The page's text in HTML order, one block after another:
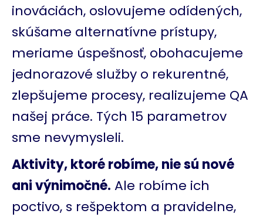
inováciách, oslovujeme odídených,
skúšame alternatívne prístupy,
meriame úspešnosť, obohacujeme
jednorazové služby o rekurentné,
zlepšujeme procesy, realizujeme QA
našej práce. Tých 15 parametrov
sme nevymysleli.
Aktivity, ktoré robíme, nie sú nové
ani výnimočné. Ale robíme ich
poctivo, s rešpektom a pravidelne,